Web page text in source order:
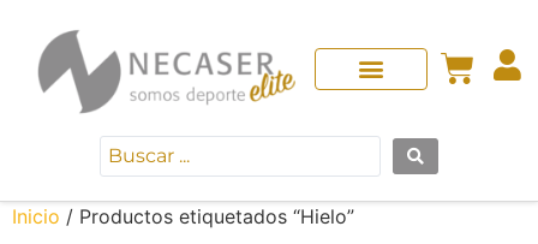
Inicio / Productos etiquetados “Hielo”